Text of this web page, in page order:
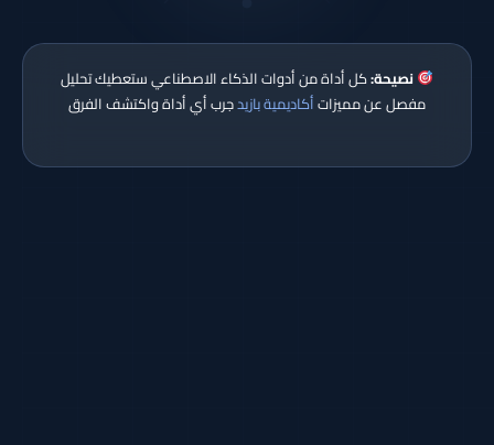
نصيحة:كل أداة من أدوات الذكاء الاصطناعي ستعطيك تحليل
مفصل عن مميزاتأكاديمية بازيدجرب أي أداة واكتشف الفرق